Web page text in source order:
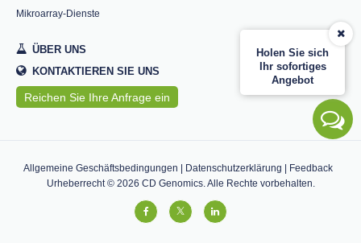
Holen Sie sich
Ihr sofortiges
Angebot
Mikroarray-Dienste
ÜBER UNS
KONTAKTIEREN SIE UNS
Reichen Sie Ihre Anfrage ein
Allgemeine Geschäftsbedingungen | Datenschutzerklärung | Feedback
Urheberrecht © 2026 CD Genomics. Alle Rechte vorbehalten.